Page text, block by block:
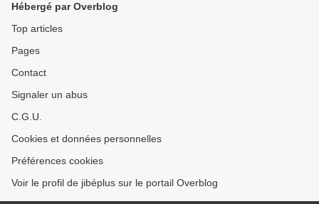
Hébergé par Overblog
Top articles
Pages
Contact
Signaler un abus
C.G.U.
Cookies et données personnelles
Préférences cookies
Voir le profil de jibéplus sur le portail Overblog